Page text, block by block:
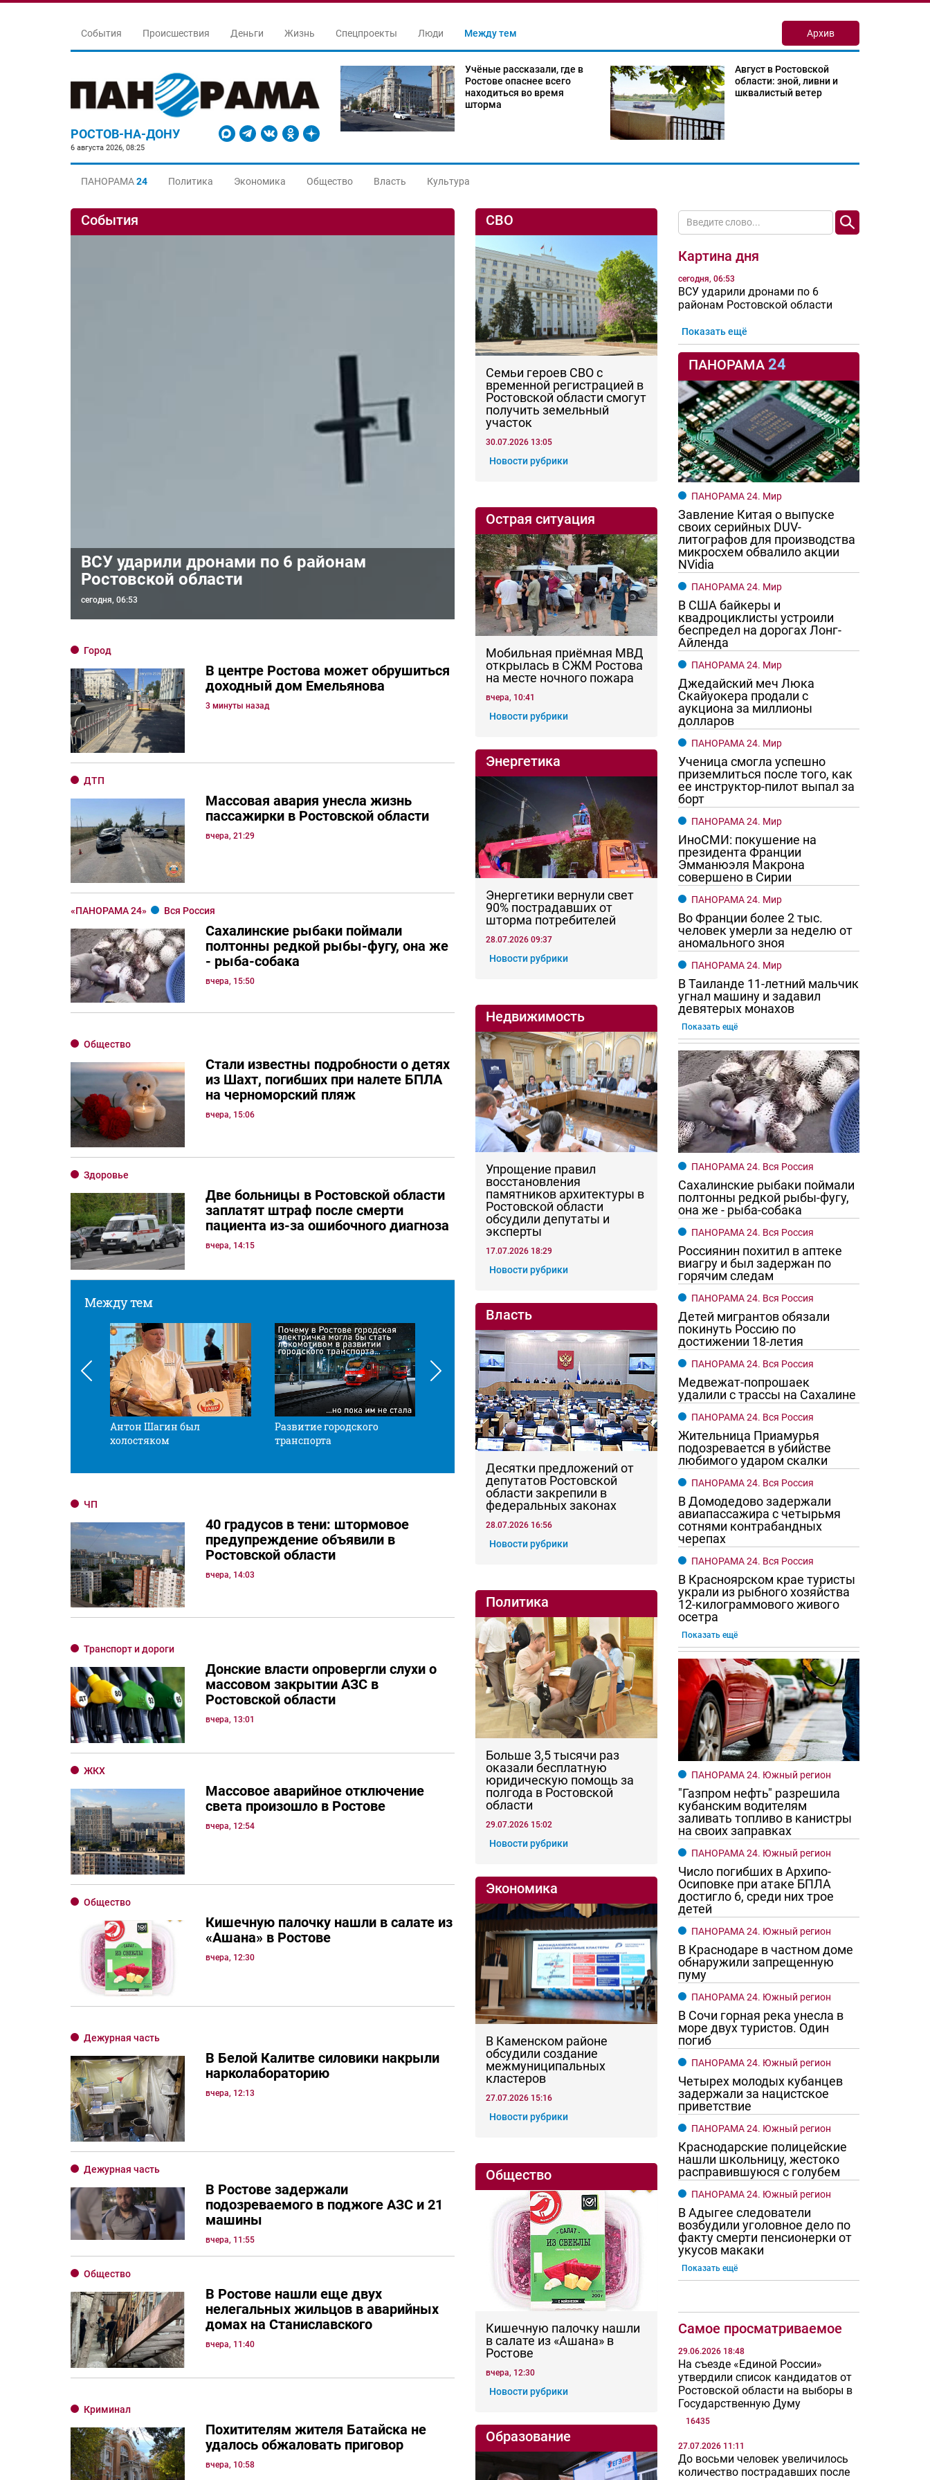
События Происшествия Деньги Жизнь Спецпроекты Люди Между тем Архив
РОСТОВ-НА-ДОНУ
6 августа 2026, 08:25
Учёные рассказали, где в
Ростове опаснее всего
находиться во время
шторма
Август в Ростовской
области: зной, ливни и
шквалистый ветер
ПАНОРАМА24 Политика Экономика Общество Власть Культура
События
ВСУ ударили дронами по 6 районам
Ростовской области
сегодня, 06:53
Город
В центре Ростова может обрушиться
доходный дом Емельянова
3 минуты назад
ДТП
Массовая авария унесла жизнь
пассажирки в Ростовской области
вчера, 21:29
«ПАНОРАМА 24» Вся Россия
Сахалинские рыбаки поймали
полтонны редкой рыбы-фугу, она же
- рыба-собака
вчера, 15:50
Общество
Стали известны подробности о детях
из Шахт, погибших при налете БПЛА
на черноморский пляж
вчера, 15:06
Здоровье
Две больницы в Ростовской области
заплатят штраф после смерти
пациента из-за ошибочного диагноза
вчера, 14:15
Между тем
Антон Шагин был
холостяком
Развитие городского
транспорта
Красной нитью Чего хотят женщины?
ЧП
40 градусов в тени: штормовое
предупреждение объявили в
Ростовской области
вчера, 14:03
Транспорт и дороги
Донские власти опровергли слухи о
массовом закрытии АЗС в
Ростовской области
вчера, 13:01
ЖКХ
Массовое аварийное отключение
света произошло в Ростове
вчера, 12:54
Общество
Кишечную палочку нашли в салате из
«Ашана» в Ростове
вчера, 12:30
Дежурная часть
В Белой Калитве силовики накрыли
нарколабораторию
вчера, 12:13
Дежурная часть
В Ростове задержали
подозреваемого в поджоге АЗС и 21
машины
вчера, 11:55
Общество
В Ростове нашли еще двух
нелегальных жильцов в аварийных
домах на Станиславского
вчера, 11:40
Криминал
Похитителям жителя Батайска не
удалось обжаловать приговор
вчера, 10:58
СВО
Семьи героев СВО с
временной регистрацией в
Ростовской области смогут
получить земельный
участок
30.07.2026 13:05
Новости рубрики
Острая ситуация
Мобильная приёмная МВД
открылась в СЖМ Ростова
на месте ночного пожара
вчера, 10:41
Новости рубрики
Энергетика
Энергетики вернули свет
90% пострадавших от
шторма потребителей
28.07.2026 09:37
Новости рубрики
Недвижимость
Упрощение правил
восстановления
памятников архитектуры в
Ростовской области
обсудили депутаты и
эксперты
17.07.2026 18:29
Новости рубрики
Власть
Десятки предложений от
депутатов Ростовской
области закрепили в
федеральных законах
28.07.2026 16:56
Новости рубрики
Политика
Больше 3,5 тысячи раз
оказали бесплатную
юридическую помощь за
полгода в Ростовской
области
29.07.2026 15:02
Новости рубрики
Экономика
В Каменском районе
обсудили создание
межмуниципальных
кластеров
27.07.2026 15:16
Новости рубрики
Общество
Кишечную палочку нашли
в салате из «Ашана» в
Ростове
вчера, 12:30
Новости рубрики
Образование
Картина дня
сегодня, 06:53
ВСУ ударили дронами по 6
районам Ростовской области
Показать ещё
ПАНОРАМА 24
ПАНОРАМА 24. Мир
Завление Китая о выпуске
своих серийных DUV-
литографов для производства
микросхем обвалило акции
NVidia
ПАНОРАМА 24. Мир
В США байкеры и
квадроциклисты устроили
беспредел на дорогах Лонг-
Айленда
ПАНОРАМА 24. Мир
Джедайский меч Люка
Скайуокера продали с
аукциона за миллионы
долларов
ПАНОРАМА 24. Мир
Ученица смогла успешно
приземлиться после того, как
ее инструктор-пилот выпал за
борт
ПАНОРАМА 24. Мир
ИноСМИ: покушение на
президента Франции
Эмманюэля Макрона
совершено в Сирии
ПАНОРАМА 24. Мир
Во Франции более 2 тыс.
человек умерли за неделю от
аномального зноя
ПАНОРАМА 24. Мир
В Таиланде 11-летний мальчик
угнал машину и задавил
девятерых монахов
Показать ещё
ПАНОРАМА 24. Вся Россия
Сахалинские рыбаки поймали
полтонны редкой рыбы-фугу,
она же - рыба-собака
ПАНОРАМА 24. Вся Россия
Россиянин похитил в аптеке
виагру и был задержан по
горячим следам
ПАНОРАМА 24. Вся Россия
Детей мигрантов обязали
покинуть Россию по
достижении 18-летия
ПАНОРАМА 24. Вся Россия
Медвежат-попрошаек
удалили с трассы на Сахалине
ПАНОРАМА 24. Вся Россия
Жительница Приамурья
подозревается в убийстве
любимого ударом скалки
ПАНОРАМА 24. Вся Россия
В Домодедово задержали
авиапассажира с четырьмя
сотнями контрабандных
черепах
ПАНОРАМА 24. Вся Россия
В Красноярском крае туристы
украли из рыбного хозяйства
12-килограммового живого
осетра
Показать ещё
ПАНОРАМА 24. Южный регион
"Газпром нефть" разрешила
кубанским водителям
заливать топливо в канистры
на своих заправках
ПАНОРАМА 24. Южный регион
Число погибших в Архипо-
Осиповке при атаке БПЛА
достигло 6, среди них трое
детей
ПАНОРАМА 24. Южный регион
В Краснодаре в частном доме
обнаружили запрещенную
пуму
ПАНОРАМА 24. Южный регион
В Сочи горная река унесла в
море двух туристов. Один
погиб
ПАНОРАМА 24. Южный регион
Четырех молодых кубанцев
задержали за нацистское
приветствие
ПАНОРАМА 24. Южный регион
Краснодарские полицейские
нашли школьницу, жестоко
расправившуюся с голубем
ПАНОРАМА 24. Южный регион
В Адыгее следователи
возбудили уголовное дело по
факту смерти пенсионерки от
укусов макаки
Показать ещё
Самое просматриваемое
29.06.2026 18:48
На съезде «Единой России»
утвердили список кандидатов от
Ростовской области на выборы в
Государственную Думу
16435
27.07.2026 11:11
До восьми человек увеличилось
количество пострадавших после